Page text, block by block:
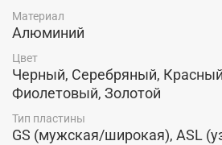
Материал
Алюминий
Цвет
Черный, Серебряный,
Фиолетовый, Золотой
Тип пластины
GS (мужская/широкая), ASL